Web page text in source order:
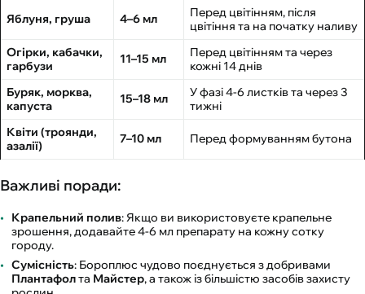
Яблуня, груша 4–6 мл
Перед цвітінням, після
цвітіння та на початку наливу
Огірки, кабачки,
гарбузи
11–15 мл
Перед цвітінням та через
кожні 14 днів
Буряк, морква,
капуста
15–18 мл
У фазі 4-6 листків та через 3
тижні
Квіти (троянди,
азалії)
7–10 мл Перед формуванням бутона
Важливі поради:
Крапельний полив: Якщо ви використовуєте крапельне
зрошення, додавайте 4-6 мл препарату на кожну сотку
городу.
Сумісність: Бороплюс чудово поєднується з добривами
Плантафолта Майстер, а також із більшістю засобів захисту